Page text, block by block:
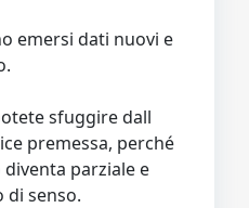
emersi dati nuovi e
sfuggire dall
premessa, perché
parziale e
di senso.